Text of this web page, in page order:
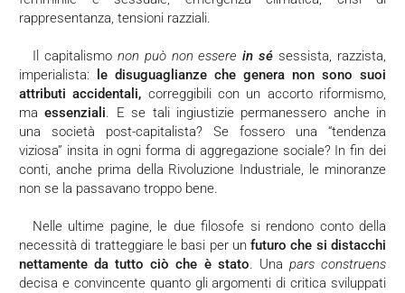
rappresentanza, tensioni razziali.
Il capitalismo non può non esserein sé sessista, razzista,
imperialista:
le disuguaglianze che genera non sono suoi
attributi accidentali, correggibili con un accorto riformismo,
maessenziali. E se tali ingiustizie permanessero anche in
una società post-capitalista? Se fossero una “tendenza
viziosa” insita in ogni forma di aggregazione sociale? In fin dei
conti, anche prima della Rivoluzione Industriale, le minoranze
non se la passavano troppo bene.
Nelle ultime pagine, le due filosofe si rendono conto della
necessità di tratteggiare le basi per unfuturo che si distacchi
nettamente da tutto ciò che è stato. Una pars construens
decisa e convincente quanto gli argomenti di critica sviluppati